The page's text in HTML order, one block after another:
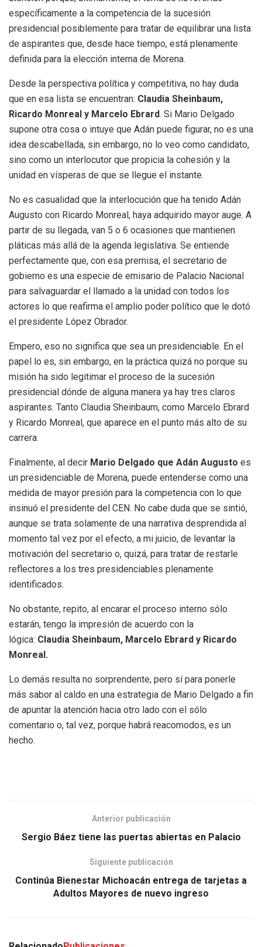
específicamente a la competencia de la sucesión
presidencial posiblemente para tratar de equilibrar una lista
de aspirantes que, desde hace tiempo, está plenamente
definida para la elección interna de Morena.
Desde la perspectiva política y competitiva, no hay duda
que en esa lista se encuentran: Claudia Sheinbaum,
Ricardo Monreal y Marcelo Ebrard. Si Mario Delgado
supone otra cosa o intuye que Adán puede figurar, no es una
idea descabellada, sin embargo, no lo veo como candidato,
sino como un interlocutor que propicia la cohesión y la
unidad en vísperas de que se llegue el instante.
No es casualidad que la interlocución que ha tenido Adán
Augusto con Ricardo Monreal, haya adquirido mayor auge. A
partir de su llegada, van 5 o 6 ocasiones que mantienen
pláticas más allá de la agenda legislativa. Se entiende
perfectamente que, con esa premisa, el secretario de
gobierno es una especie de emisario de Palacio Nacional
para salvaguardar el llamado a la unidad con todos los
actores lo que reafirma el amplio poder político que le dotó
el presidente López Obrador.
Empero, eso no significa que sea un presidenciable. En el
papel lo es, sin embargo, en la práctica quizá no porque su
misión ha sido legitimar el proceso de la sucesión
presidencial dónde de alguna manera ya hay tres claros
aspirantes. Tanto Claudia Sheinbaum, como Marcelo Ebrard
y Ricardo Monreal, que aparece en el punto más alto de su
carrera.
Finalmente, al decir Mario Delgado que Adán Augusto es
un presidenciable de Morena, puede entenderse como una
medida de mayor presión para la competencia con lo que
insinuó el presidente del CEN. No cabe duda que se sintió,
aunque se trata solamente de una narrativa desprendida al
momento tal vez por el efecto, a mi juicio, de levantar la
motivación del secretario o, quizá, para tratar de restarle
reflectores a los tres presidenciables plenamente
identificados.
No obstante, repito, al encarar el proceso interno sólo
estarán, tengo la impresión de acuerdo con la
lógica: Claudia Sheinbaum, Marcelo Ebrard y Ricardo
Monreal.
Lo demás resulta no sorprendente, pero sí para ponerle
más sabor al caldo en una estrategia de Mario Delgado a fin
de apuntar la atención hacia otro lado con el sólo
comentario o, tal vez, porque habrá reacomodos, es un
hecho.
Anterior publicación
Sergio Báez tiene las puertas abiertas en Palacio
Siguiente publicación
Continúa Bienestar Michoacán entrega de tarjetas a
Adultos Mayores de nuevo ingreso